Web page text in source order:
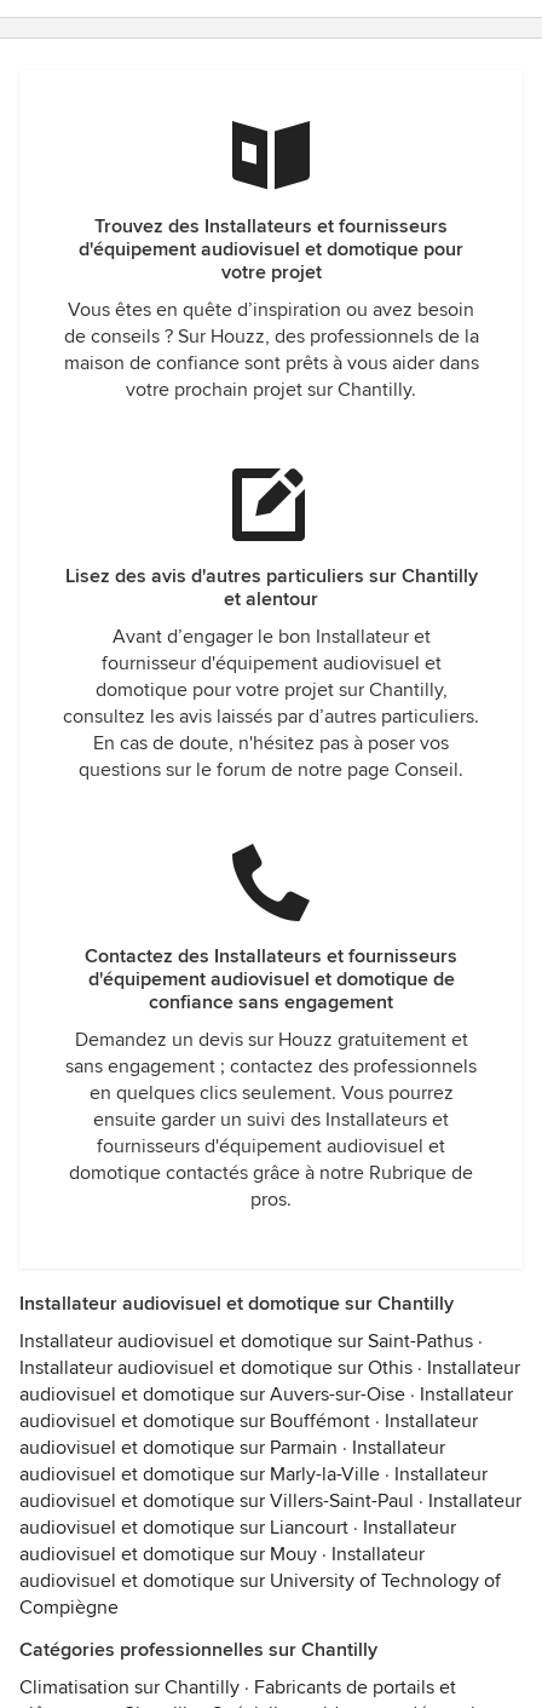
Trouvez des Installateurs et fournisseurs
d'équipement audiovisuel et domotique pour
votre projet
Vous êtes en quête d’inspiration ou avez besoin
de conseils ? Sur Houzz, des professionnels de la
maison de confiance sont prêts à vous aider dans
votre prochain projet sur Chantilly.
Lisez des avis d'autres particuliers sur Chantilly
et alentour
Avant d’engager le bon Installateur et
fournisseur d'équipement audiovisuel et
domotique pour votre projet sur Chantilly,
consultez les avis laissés par d’autres particuliers.
En cas de doute, n'hésitez pas à poser vos
questions sur le forum de notre page Conseil.
Contactez des Installateurs et fournisseurs
d'équipement audiovisuel et domotique de
confiance sans engagement
Demandez un devis sur Houzz gratuitement et
sans engagement ; contactez des professionnels
en quelques clics seulement. Vous pourrez
ensuite garder un suivi des Installateurs et
fournisseurs d'équipement audiovisuel et
domotique contactés grâce à notre Rubrique de
pros.
Installateur audiovisuel et domotique sur Chantilly
Installateur audiovisuel et domotique sur Saint-Pathus ·
Installateur audiovisuel et domotique sur Othis · Installateur
audiovisuel et domotique sur Auvers-sur-Oise · Installateur
audiovisuel et domotique sur Bouffémont · Installateur
audiovisuel et domotique sur Parmain · Installateur
audiovisuel et domotique sur Marly-la-Ville · Installateur
audiovisuel et domotique sur Villers-Saint-Paul · Installateur
audiovisuel et domotique sur Liancourt · Installateur
audiovisuel et domotique sur Mouy · Installateur
audiovisuel et domotique sur University of Technology of
Compiègne
Catégories professionnelles sur Chantilly
Climatisation sur Chantilly · Fabricants de portails et